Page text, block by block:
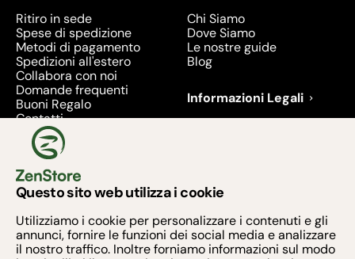
Ritiro in sede
Spese di spedizione
Metodi di pagamento
Spedizioni all'estero
Collabora con noi
Domande frequenti
Buoni Regalo
Contatti
Chi Siamo
Dove Siamo
Le nostre guide
Blog
Informazioni Legali
ritirati - 2026
Metodi di pagamento
Questo sito web utilizza i cookie
Utilizziamo i cookie per personalizzare i contenuti e gli
annunci, fornire le funzioni dei social media e analizzare
il nostro traffico. Inoltre forniamo informazioni sul modo